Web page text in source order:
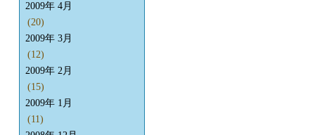
2009年 4月
(20)
2009年 3月
(12)
2009年 2月
(15)
2009年 1月
(11)